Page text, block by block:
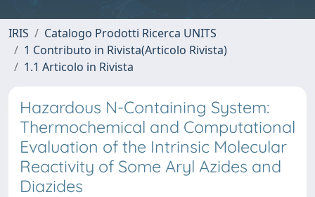
IRIS
Catalogo Prodotti Ricerca UNITS
1 Contributo in Rivista(Articolo Rivista)
1.1 Articolo in Rivista
Hazardous N-Containing System:
Thermochemical and Computational
Evaluation of the Intrinsic Molecular
Reactivity of Some Aryl Azides and
Diazides